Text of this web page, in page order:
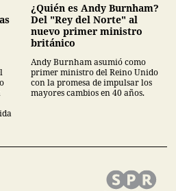
¿Quién es Andy Burnham?
Del "Rey del Norte" al
nuevo primer ministro
británico
Andy Burnham asumió como
primer ministro del Reino Unido
con la promesa de impulsar los
mayores cambios en 40 años.